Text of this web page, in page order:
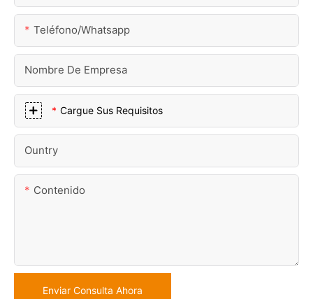
Teléfono/whatsapp
Nombre De Empresa
Cargue Sus Requisitos
Ountry
Contenido
Enviar Consulta Ahora